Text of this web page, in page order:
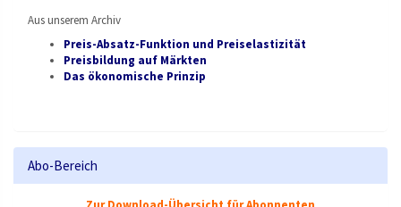
Aus unserem Archiv
Preis-Absatz-Funktion und Preiselastizität
Preisbildung auf Märkten
Das ökonomische Prinzip
Abo-Bereich